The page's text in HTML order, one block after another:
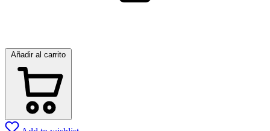
Añadir al carrito